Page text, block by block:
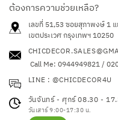
ต้องการความช่วยเหลือ?
เลขที่ 51,53 ซอยสุภาพงษ์ 1
เขตประเวศ กรุงเทพฯ 10250
Call Me: 0944949821 /
LINE : @CHICDECOR4U
วันจันทร์ - ศุกร์ 08.30 -
วันเสาร์ 9:00-17:30 น.